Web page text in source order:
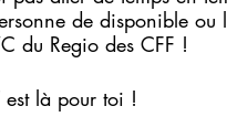
de disponible ou
du Regio des CFF !
est là pour toi !